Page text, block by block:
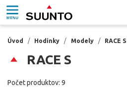
Úvod / Hodinky / Modely / RACE S
RACE S
Počet produktov: 9